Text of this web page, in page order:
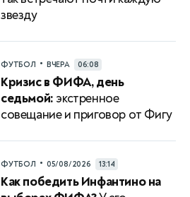
звезду
ФУТБОЛ • ВЧЕРА 06:08
Кризис в ФИФА, день
седьмой: экстренное
совещание и приговор от Фигу
ФУТБОЛ • 05/08/2026 13:14
Как победить Инфантино на